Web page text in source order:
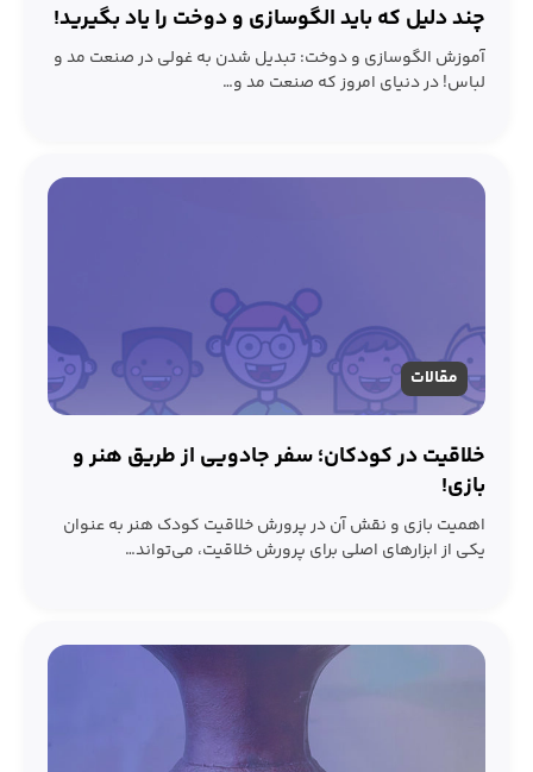
چند دلیل که باید الگوسازی و دوخت را یاد بگیرید!
آموزش الگوسازی و دوخت: تبدیل شدن به غولی در صنعت مد و
لباس! در دنیای امروز که صنعت مد و…
مقالات
خلاقیت در کودکان؛ سفر جادویی از طریق هنر و
بازی!
اهمیت بازی و نقش آن در پرورش خلاقیت کودک هنر به عنوان
یکی از ابزارهای اصلی برای پرورش خلاقیت، می‌تواند…